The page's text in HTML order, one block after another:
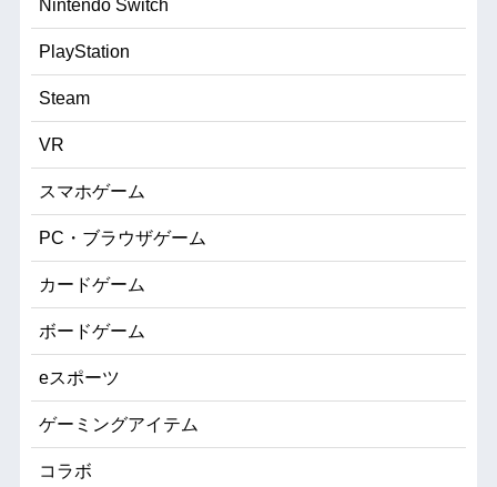
Nintendo Switch
PlayStation
Steam
VR
スマホゲーム
PC・ブラウザゲーム
カードゲーム
ボードゲーム
eスポーツ
ゲーミングアイテム
コラボ